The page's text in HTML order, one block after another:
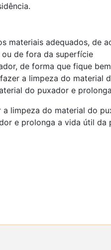
materiais adequados, de
de fora da superfície
de forma que fique
a limpeza do material
do puxador e
limpeza do material do
e prolonga a vida útil da